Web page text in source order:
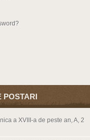
POSTARI
a XVIII-a de peste an, A, 2